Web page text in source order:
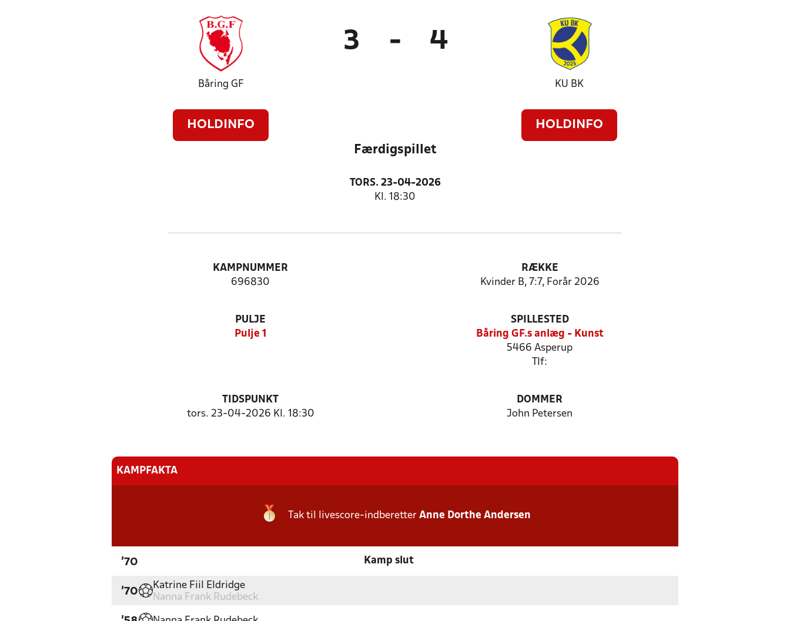
Båring GF
HOLDINFO
3 - 4
KU BK
HOLDINFO
Færdigspillet
TORS. 23-04-2026
Kl. 18:30
KAMPNUMMER
696830
RÆKKE
Kvinder B, 7:7, Forår 2026
PULJE
Pulje 1
SPILLESTED
Båring GF.s anlæg - Kunst
5466 Asperup
Tlf:
TIDSPUNKT
tors. 23-04-2026 Kl. 18:30
DOMMER
John Petersen
KAMPFAKTA
Tak til livescore-indberetter Anne Dorthe Andersen
'70 Kamp slut
'70
Katrine Fiil Eldridge
Nanna Frank Rudebeck